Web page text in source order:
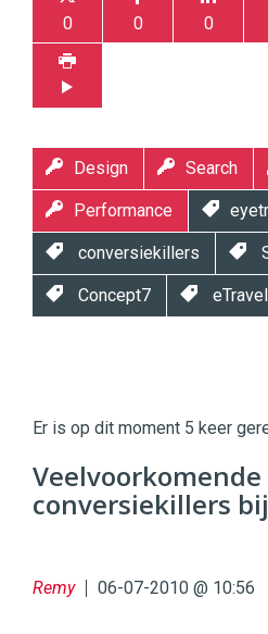
0 0 0
Design Search
Performance
conversiekillers
Concept7 eTravel
|
Digital
Commerce https://
9654
Er is op dit moment 5 keer
Veelvoorkomende
conversiekillers
Remy 06-07-2010 @ 10:56